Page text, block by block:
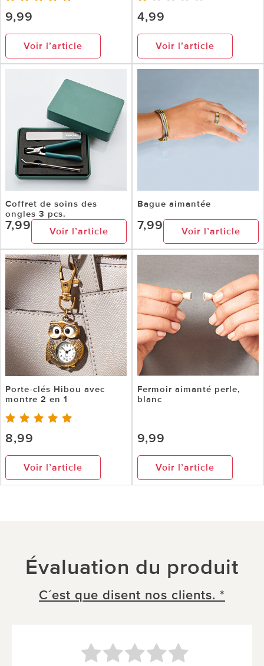
9,99
Voir l’article
4,99
Voir l’article
Coffret de soins des
ongles 3 pcs.
7,99 Voir l’article
Bague aimantée
7,99 Voir l’article
Porte-clés Hibou avec
montre 2 en 1
8,99
Voir l’article
Fermoir aimanté perle,
blanc
9,99
Voir l’article
Évaluation du produit
C´est que disent nos clients. *